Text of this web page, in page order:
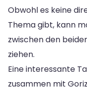
Obwohl es keine
Thema gibt, kann
zwischen den
ziehen.
Eine interessante
zusammen mit